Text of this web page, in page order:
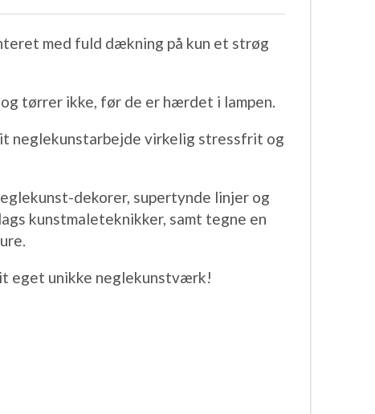
med fuld dækning på kun et strøg
tørrer ikke, før de er hærdet i lampen.
neglekunstarbejde virkelig stressfrit og
dekorer, supertynde linjer og
kunstmaleteknikker, samt tegne en
eget unikke neglekunstværk!